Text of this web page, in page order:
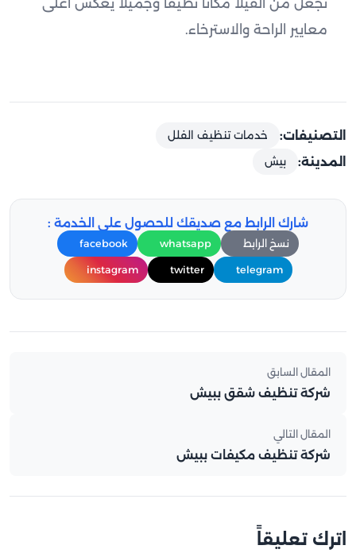
تجعل من الفيلا مكانًا نظيفًا وجميلًا يعكس أعلى
معايير الراحة والاسترخاء.
التصنيفات: خدمات تنظيف الفلل
المدينة: بيش
شارك الرابط مع صديقك للحصول على الخدمة :
نسخ الرابط whatsapp
facebook
telegram
twitter
instagram
تصفّح
المقالات
المقال السابق
شركة تنظيف شقق ببيش
المقال التالي
شركة تنظيف مكيفات ببيش
اترك تعليقاً